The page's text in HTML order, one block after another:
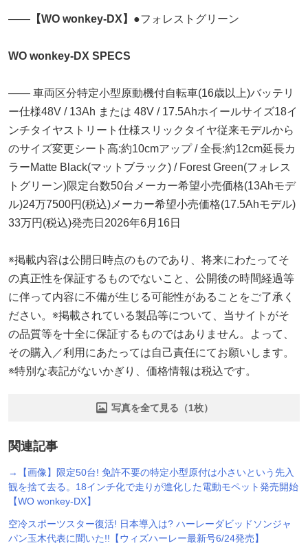
―― 【WO wonkey-DX】 ●フォレストグリーン
WO wonkey-DX SPECS
―― 車両区分特定小型原動機付自転車(16歳以上)バッテリ
ー仕様48V / 13Ah または 48V / 17.5Ahホイールサイズ18イ
ンチタイヤストリート仕様スリックタイヤ従来モデルから
のサイズ変更シート高:約10cmアップ / 全長:約12cm延長カ
ラーMatte Black(マットブラック) / Forest Green(フォレス
トグリーン)限定台数50台メーカー希望小売価格(13Ahモデ
ル)24万7500円(税込)メーカー希望小売価格(17.5Ahモデル)
33万円(税込)発売日2026年6月16日
※掲載内容は公開日時点のものであり、将来にわたってそ
の真正性を保証するものでないこと、公開後の時間経過等
に伴って内容に不備が生じる可能性があることをご了承く
ださい。※掲載されている製品等について、当サイトがそ
の品質等を十全に保証するものではありません。よって、
その購入／利用にあたっては自己責任にてお願いします。
※特別な表記がないかぎり、価格情報は税込です。
写真を全て見る（1枚）
関連記事
→【画像】限定50台! 免許不要の特定小型原付は小さいという先入
観を捨て去る。18インチ化で走りが進化した電動モペット発売開始
【WO wonkey-DX】
空冷スポーツスター復活! 日本導入は? ハーレーダビッドソンジャ
パン玉木代表に聞いた!!【ウィズハーレー最新号6/24発売】